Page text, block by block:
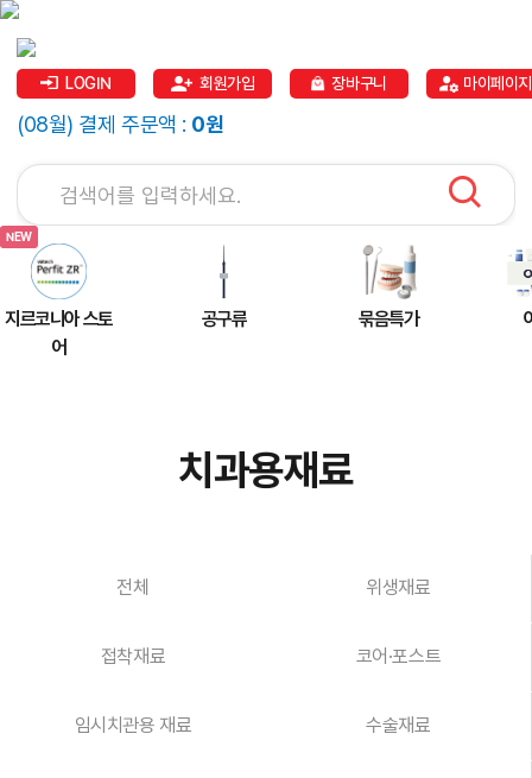
LOGIN 회원가입 장바구니 마이페이지
(08월) 결제 주문액 : 0원
지르코니아 스토
어
공구류 묶음특가
치과용재료
전체 위생재료
접착재료 코어·포스트
임시치관용 재료 수술재료